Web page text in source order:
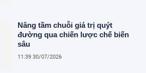
Nâng tầm chuỗi giá trị quýt
đường qua chiến lược chế biến
sâu
11:39 30/07/2026